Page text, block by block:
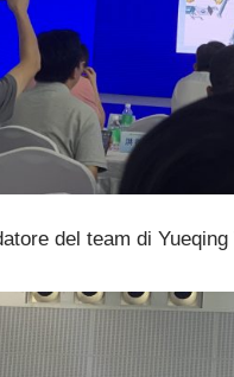
del team di